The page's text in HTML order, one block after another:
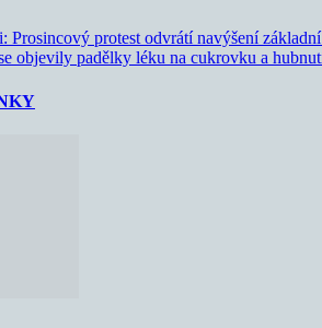
Prosincový protest odvrátí navýšení
objevily padělky léku na cukrovku a